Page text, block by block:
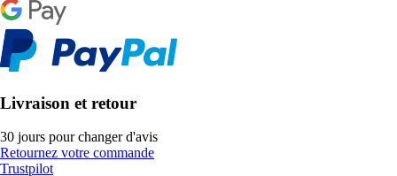
Livraison et retour
30 jours pour changer d'avis
Retournez votre commande
Trustpilot